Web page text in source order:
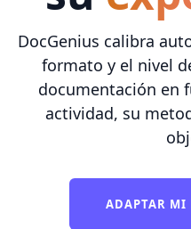
DocGenius calibra
formato y el nivel
documentación en
actividad, su
ADAPTAR MI